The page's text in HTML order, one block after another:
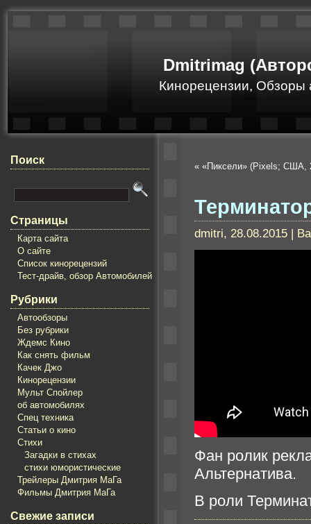
Dmitrimag
Кинорецензии, Обзоры
Поиск
Страницы
Карта сайта
О сайте
Список кинорецензий
Тест-драйв, обзор Автомобилей
Рубрики
Автообзоры
Без рубрики
Ждемс Кино
Как снять фильм
Качек Джо
Кинорецензии
Мульт Спойлер
об автомобилях
Спец техника
Статьи о кино
Стихи
Загадки в стихах
стихи юмористические
Трейлеры Дмитрия МаГа
Фильмы Дмитрия МаГа
Свежие записи
« «Пиксели» (Pixels; США,
dmitri, 28.08.2015 |
Фан ролик
Альтернатива.
В роли